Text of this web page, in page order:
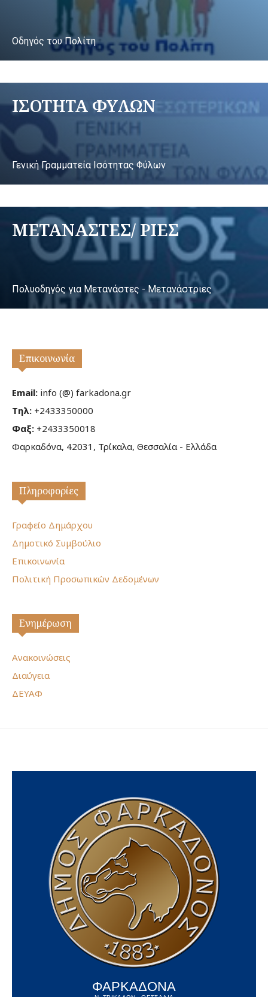
Οδηγός του Πολίτη
ΙΣΟΤΗΤΑ ΦΥΛΩΝ
Γενική Γραμματεία Ισότητας Φύλων
ΜΕΤΑΝΑΣΤΕΣ/ ΡΙΕΣ
Πολυοδηγός για Μετανάστες - Μετανάστριες
Επικοινωνία
Email: info (@) farkadona.gr
Τηλ: +2433350000
Φαξ: +2433350018
Φαρκαδόνα, 42031, Τρίκαλα, Θεσσαλία - Ελλάδα
Πληροφορίες
Γραφείο Δημάρχου
Δημοτικό Συμβούλιο
Επικοινωνία
Πολιτική Προσωπικών Δεδομένων
Ενημέρωση
Ανακοινώσεις
Διαύγεια
ΔΕΥΑΦ
ΦΑΡΚΑΔΟΝΑ